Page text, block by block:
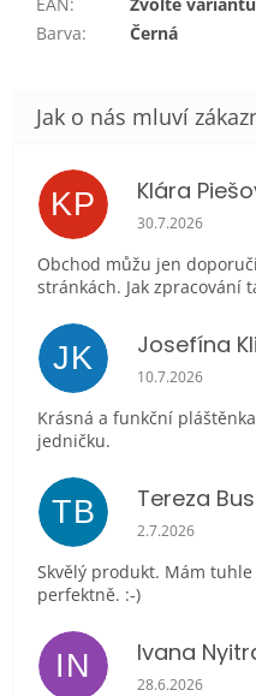
Barva: Černá
KP Klára
Hodnocení
30.7.2026
Obchod můžu jen
stránkách. Jak zpracování
JK Josefína
Hodnocení
10.7.2026
Krásná a funkční
jedničku.
TB Tereza
Hodnocení
2.7.2026
Skvělý produkt. Mám
perfektně. :-)
IN Ivana
Hodnocení
28.6.2026